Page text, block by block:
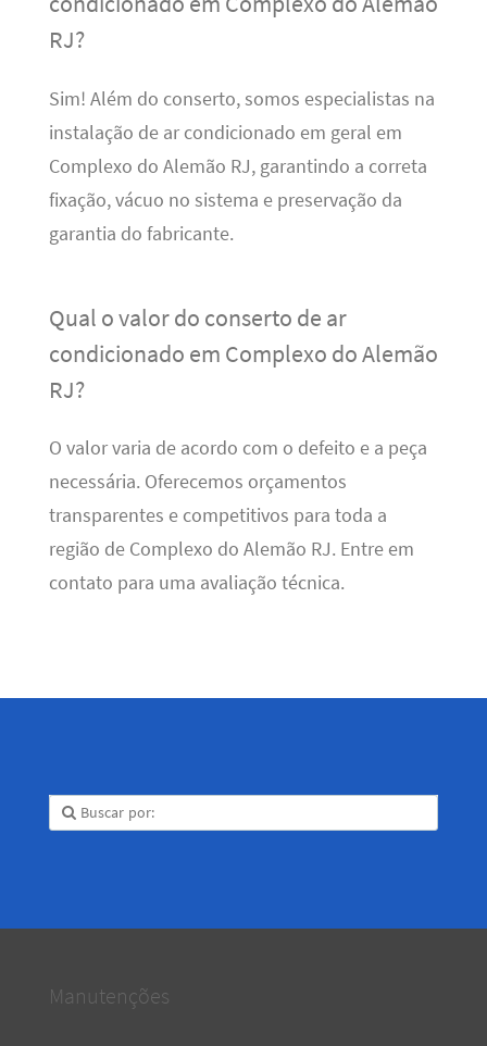
RJ?
Sim! Além do conserto, somos especialistas na
instalação de ar condicionado em geral em
Complexo do Alemão RJ, garantindo a correta
fixação, vácuo no sistema e preservação da
garantia do fabricante.
Qual o valor do conserto de ar
condicionado em Complexo do Alemão
RJ?
O valor varia de acordo com o defeito e a peça
necessária. Oferecemos orçamentos
transparentes e competitivos para toda a
região de Complexo do Alemão RJ. Entre em
contato para uma avaliação técnica.
Manutenções